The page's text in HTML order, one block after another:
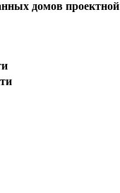
домов проектной